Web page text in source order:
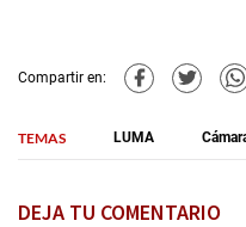
Compartir en:
TEMAS LUMA
DEJA TU COMENTARIO